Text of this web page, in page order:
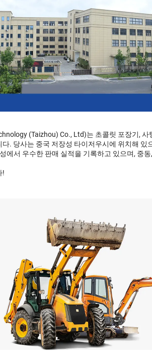
(Taizhou) Co., Ltd)는 초콜릿 포장기, 사
. 당사는 중국 저장성 타이저우시에 위치해 있
서 우수한 판매 실적을 기록하고 있으며, 중
!